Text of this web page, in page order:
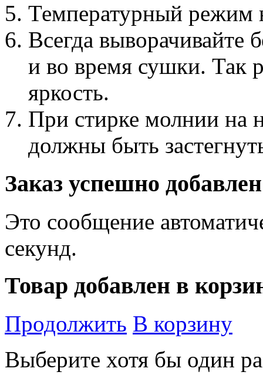
Температурный режим
Всегда выворачивайте
и во время сушки. Так
яркость.
При стирке молнии на
должны быть
Заказ успешно
Это сообщение
секунд.
Товар добавлен в
Продолжить В корзину
Выберите хотя бы один